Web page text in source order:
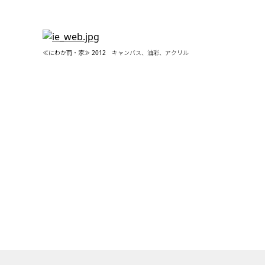
≪にわか雨・家≫ 2012 キャンバス、油彩、アクリル